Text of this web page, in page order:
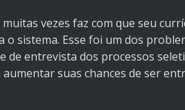
vezes faz com que seu
o sistema. Esse foi um dos
de entrevista dos processos
suas chances de ser